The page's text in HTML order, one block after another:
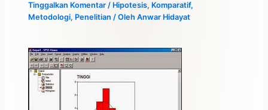
Tinggalkan Komentar / Hipotesis, Komparatif,
Metodologi, Penelitian / OlehAnwar Hidayat